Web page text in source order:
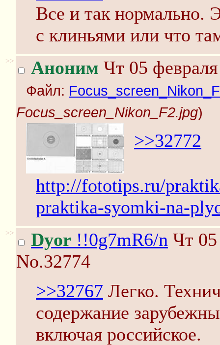
Все и так нормально.
с клиньями или что
>> Аноним Чт 05
Файл:
Focus_screen_Nikon_F2.jpg)
>>32772
http://fototips.ru/
praktika-syomki-na-
>> Dyor !!0g7mR6/n Чт
No.32774
>>32767 Легко.
содержание
включая российское.